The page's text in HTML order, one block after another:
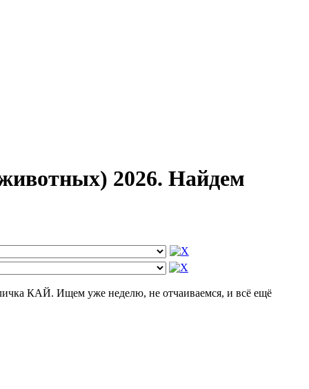
2026. Найдем
КАЙ. Ищем уже неделю, не отчаиваемся, и всё ещё